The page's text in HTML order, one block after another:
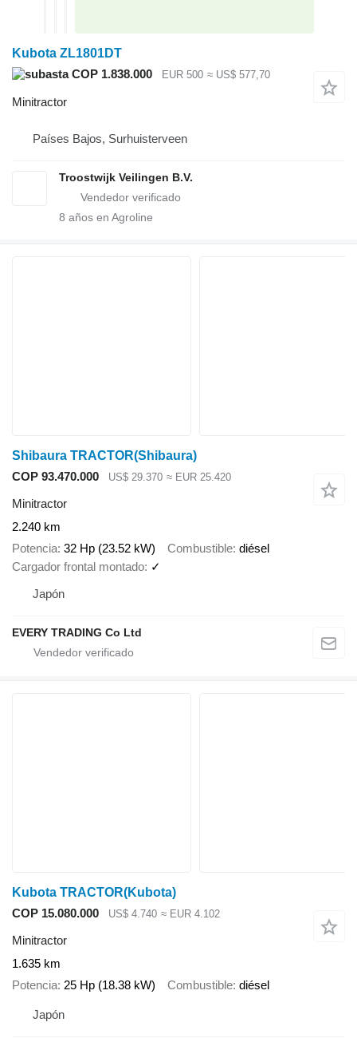
Kubota ZL1801DT
COP 1.838.000
EUR 500 ≈ US$ 577,70
Minitractor
Países Bajos, Surhuisterveen
Troostwijk Veilingen B.V.
8 años en Agroline
Shibaura TRACTOR(Shibaura)
COP 93.470.000
US$ 29.370 ≈ EUR 25.420
Minitractor
2.240 km
Potencia 32 Hp (23.52 kW) Combustible diésel
Cargador frontal montado ✓
Japón
EVERY TRADING Co Ltd
Kubota TRACTOR(Kubota)
COP 15.080.000
US$ 4.740 ≈ EUR 4.102
Minitractor
1.635 km
Potencia 25 Hp (18.38 kW) Combustible diésel
Japón